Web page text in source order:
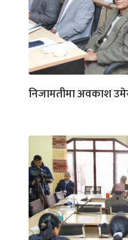
निजामतीमा अवकाश